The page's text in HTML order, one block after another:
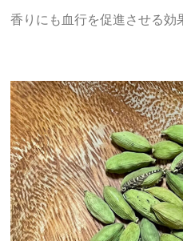
香りにも血行を促進させる